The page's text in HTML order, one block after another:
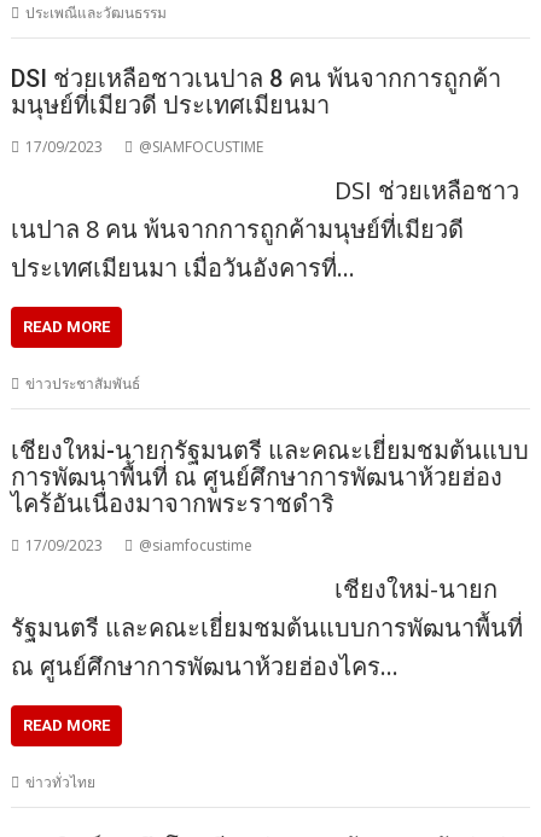
ประเพณีและวัฒนธรรม
DSI ช่วยเหลือชาวเนปาล 8 คน พ้นจากการถูกค้า
มนุษย์ที่เมียวดี ประเทศเมียนมา
17/09/2023 @SIAMFOCUSTIME
DSI ช่วยเหลือชาว
เนปาล 8 คน พ้นจากการถูกค้ามนุษย์ที่เมียวดี
ประเทศเมียนมา เมื่อวันอังคารที่…
READ MORE
ข่าวประชาสัมพันธ์
เชียงใหม่-นายกรัฐมนตรี และคณะเยี่ยมชมต้นแบบ
การพัฒนาพื้นที่ ณ ศูนย์ศึกษาการพัฒนาห้วยฮ่อง
ไคร้อันเนื่องมาจากพระราชดำริ
17/09/2023 @siamfocustime
เชียงใหม่-นายก
รัฐมนตรี และคณะเยี่ยมชมต้นแบบการพัฒนาพื้นที่
ณ ศูนย์ศึกษาการพัฒนาห้วยฮ่องไคร…
READ MORE
ข่าวทั่วไทย